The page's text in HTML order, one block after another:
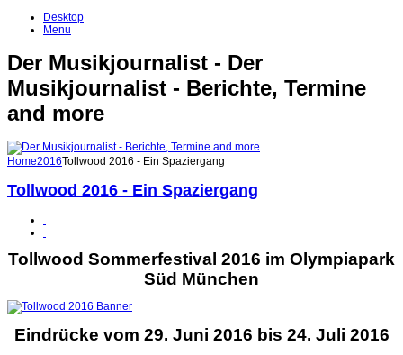
Desktop
Menu
Der Musikjournalist - Der
Musikjournalist - Berichte, Termine
and more
Home2016Tollwood 2016 - Ein Spaziergang
Tollwood 2016 - Ein Spaziergang
Tollwood Sommerfestival 2016 im Olympiapark
Süd München
Eindrücke vom 29. Juni 2016 bis 24. Juli 2016